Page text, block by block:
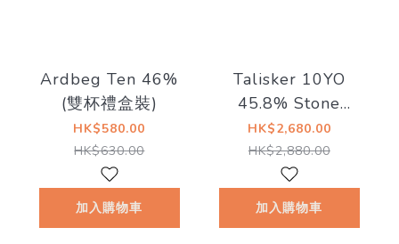
Ardbeg Ten 46%
(雙杯禮盒裝)
HK$580.00
HK$630.00
加入購物車
Talisker 10YO
45.8% Stone
Label (Early
2000s)
HK$2,680.00
HK$2,880.00
加入購物車